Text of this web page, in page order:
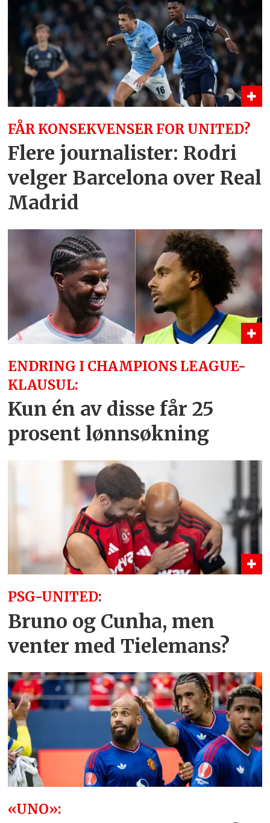
FÅR KONSEKVENSER FOR UNITED?
Flere journalister: Rodri
velger Barcelona over Real
Madrid
ENDRING I CHAMPIONS LEAGUE-
KLAUSUL:
Kun én av disse får 25
prosent lønnsøkning
PSG-UNITED:
Bruno og Cunha, men
venter med Tielemans?
«UNO»: